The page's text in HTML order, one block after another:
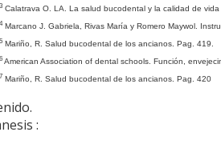
3 Calatrava O. LA. La salud bucodental y la calidad de
4Marcano J. Gabriela, Rivas María y Romero Maywol.
5 Mariño, R. Salud bucodental de los ancianos. Pag. 419.
6 American Association of dental schools. Función,
7 Mariño, R. Salud bucodental de los ancianos. Pag. 420
: